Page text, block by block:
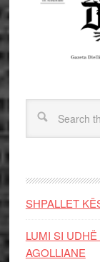
SHPALLET
LUMI SI
AGOLLIANE